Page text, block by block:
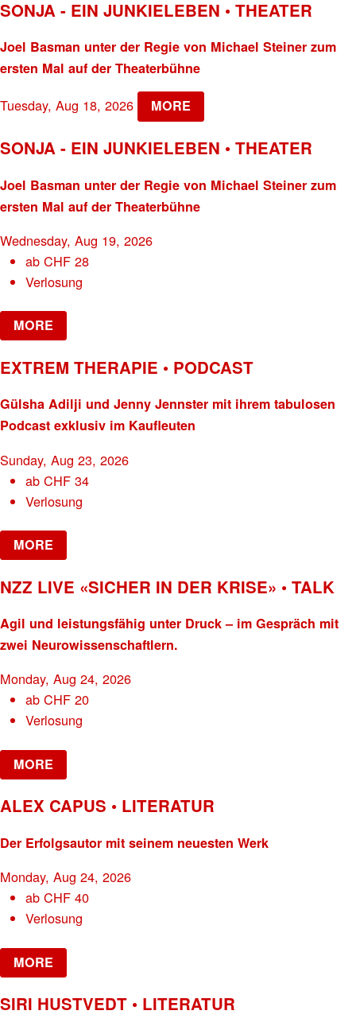
SONJA - EIN JUNKIELEBEN • THEATER
Joel Basman unter der Regie von Michael Steiner zum
ersten Mal auf der Theaterbühne
Tuesday, Aug 18, 2026 MORE
SONJA - EIN JUNKIELEBEN • THEATER
Joel Basman unter der Regie von Michael Steiner zum
ersten Mal auf der Theaterbühne
Wednesday, Aug 19, 2026
abCHF 28
Verlosung
MORE
EXTREM THERAPIE • PODCAST
Gülsha Adilji und Jenny Jennster mit ihrem tabulosen
Podcast exklusiv im Kaufleuten
Sunday, Aug 23, 2026
abCHF 34
Verlosung
MORE
NZZ LIVE «SICHER IN DER KRISE» • TALK
Agil und leistungsfähig unter Druck – im Gespräch mit
zwei Neurowissenschaftlern.
Monday, Aug 24, 2026
abCHF 20
Verlosung
MORE
ALEX CAPUS • LITERATUR
Der Erfolgsautor mit seinem neuesten Werk
Monday, Aug 24, 2026
abCHF 40
Verlosung
MORE
SIRI HUSTVEDT • LITERATUR